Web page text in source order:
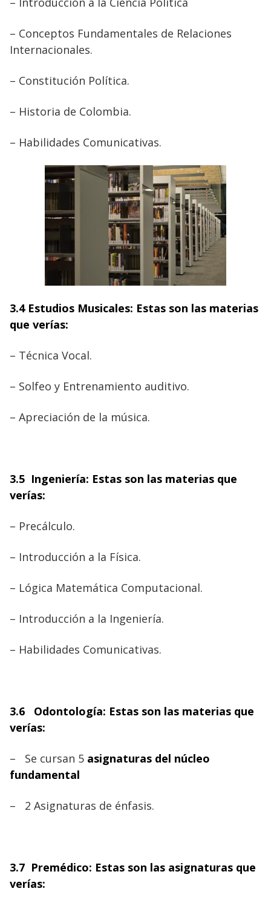
– Conceptos Fundamentales de Relaciones
Internacionales.
– Constitución Política.
– Historia de Colombia.
– Habilidades Comunicativas.
3.4 Estudios Musicales: Estas son las materias
que verías:
– Técnica Vocal.
– Solfeo y Entrenamiento auditivo.
– Apreciación de la música.
3.5 Ingeniería: Estas son las materias que
verías:
– Precálculo.
– Introducción a la Física.
– Lógica Matemática Computacional.
– Introducción a la Ingeniería.
– Habilidades Comunicativas.
3.6 Odontología: Estas son las materias que
verías:
– Se cursan 5 asignaturas del núcleo
fundamental
– 2 Asignaturas de énfasis.
3.7 Premédico: Estas son las asignaturas que
verías: